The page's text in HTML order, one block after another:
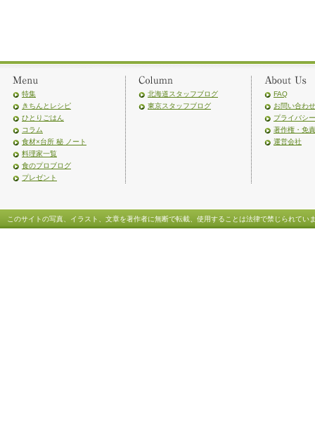
特集
きちんとレシピ
ひとりごはん
コラム
食材×台所 秘 ノート
料理家一覧
食のプロブログ
プレゼント
北海道スタッフブログ
東京スタッフブログ
FAQ
お問い合わせ
プライバシ
著作権・免
運営会社
このサイトの写真、イラスト、文章を著作者に無断で転載、使用することは法律で禁じられてい